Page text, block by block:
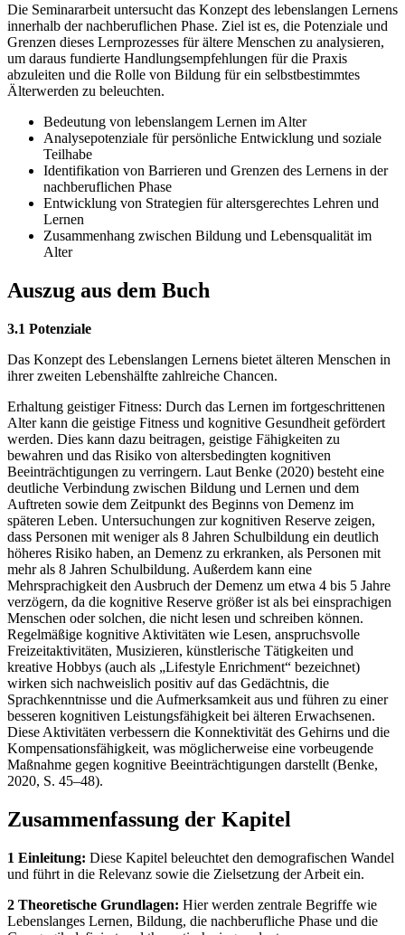
Die Seminararbeit untersucht das Konzept des lebenslangen Lernens
innerhalb der nachberuflichen Phase. Ziel ist es, die Potenziale und
Grenzen dieses Lernprozesses für ältere Menschen zu analysieren,
um daraus fundierte Handlungsempfehlungen für die Praxis
abzuleiten und die Rolle von Bildung für ein selbstbestimmtes
Älterwerden zu beleuchten.
Bedeutung von lebenslangem Lernen im Alter
Analysepotenziale für persönliche Entwicklung und soziale
Teilhabe
Identifikation von Barrieren und Grenzen des Lernens in der
nachberuflichen Phase
Entwicklung von Strategien für altersgerechtes Lehren und
Lernen
Zusammenhang zwischen Bildung und Lebensqualität im
Alter
Auszug aus dem Buch
3.1 Potenziale
Das Konzept des Lebenslangen Lernens bietet älteren Menschen in
ihrer zweiten Lebenshälfte zahlreiche Chancen.
Erhaltung geistiger Fitness: Durch das Lernen im fortgeschrittenen
Alter kann die geistige Fitness und kognitive Gesundheit gefördert
werden. Dies kann dazu beitragen, geistige Fähigkeiten zu
bewahren und das Risiko von altersbedingten kognitiven
Beeinträchtigungen zu verringern. Laut Benke (2020) besteht eine
deutliche Verbindung zwischen Bildung und Lernen und dem
Auftreten sowie dem Zeitpunkt des Beginns von Demenz im
späteren Leben. Untersuchungen zur kognitiven Reserve zeigen,
dass Personen mit weniger als 8 Jahren Schulbildung ein deutlich
höheres Risiko haben, an Demenz zu erkranken, als Personen mit
mehr als 8 Jahren Schulbildung. Außerdem kann eine
Mehrsprachigkeit den Ausbruch der Demenz um etwa 4 bis 5 Jahre
verzögern, da die kognitive Reserve größer ist als bei einsprachigen
Menschen oder solchen, die nicht lesen und schreiben können.
Regelmäßige kognitive Aktivitäten wie Lesen, anspruchsvolle
Freizeitaktivitäten, Musizieren, künstlerische Tätigkeiten und
kreative Hobbys (auch als „Lifestyle Enrichment“ bezeichnet)
wirken sich nachweislich positiv auf das Gedächtnis, die
Sprachkenntnisse und die Aufmerksamkeit aus und führen zu einer
besseren kognitiven Leistungsfähigkeit bei älteren Erwachsenen.
Diese Aktivitäten verbessern die Konnektivität des Gehirns und die
Kompensationsfähigkeit, was möglicherweise eine vorbeugende
Maßnahme gegen kognitive Beeinträchtigungen darstellt (Benke,
2020, S. 45–48).
Zusammenfassung der Kapitel
1 Einleitung: Diese Kapitel beleuchtet den demografischen Wandel
und führt in die Relevanz sowie die Zielsetzung der Arbeit ein.
2 Theoretische Grundlagen: Hier werden zentrale Begriffe wie
Lebenslanges Lernen, Bildung, die nachberufliche Phase und die